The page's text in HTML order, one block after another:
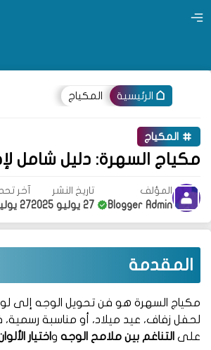
الرئيسية المكياج
المكياج
مكياج السهرة: دليل شامل
المؤلف
Blogger Admin
تاريخ النشر
27 يوليو 2025
آخر
27 يوليو 2025
المقدمة
مكياج السهرة هو فن تحويل الوجه إلى
لحفل زفاف، عيد ميلاد، أو مناسبة
على التناغم بين ملامح الوجه واختيار